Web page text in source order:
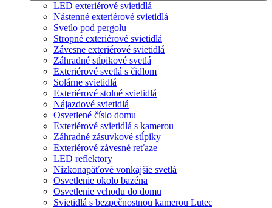
LED exteriérové svietidlá
Nástenné exteriérové svietidlá
Svetlo pod pergolu
Stropné exteriérové svietidlá
Závesne exteriérové svietidlá
Záhradné stĺpikové svetlá
Exteriérové svetlá s čidlom
Solárne svietidlá
Exteriérové stolné svietidlá
Nájazdové svietidlá
Osvetlené číslo domu
Exteriérové svietidlá s kamerou
Záhradné zásuvkové stĺpiky
Exteriérové závesné reťaze
LED reflektory
Nízkonapäťové vonkajšie svetlá
Osvetlenie okolo bazéna
Osvetlenie vchodu do domu
Svietidlá s bezpečnostnou kamerou Lutec